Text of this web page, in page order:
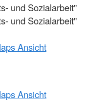
und Sozialarbeit"
und Sozialarbeit"
Ansicht
Ansicht